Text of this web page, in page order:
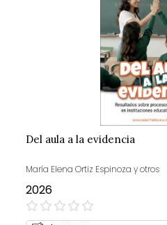
Del aula a la evidencia
María Elena Ortiz Espinoza y otros
2026
0%